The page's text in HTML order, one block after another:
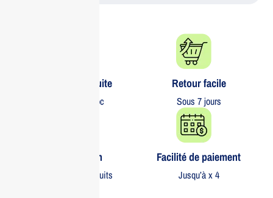
Livraison gratuite​
partout au Maroc
Retour facile​
Sous 7 jours
Garantie 1 an
Sur tous nos produits
Facilité de paiement
Jusqu’à x 4